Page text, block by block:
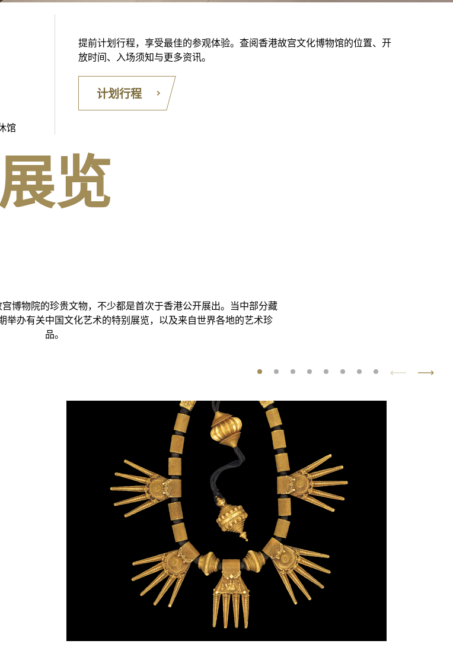
馆
提前计划行程，享受最佳的参观体验。查阅香港故宫文化博物馆的位置、开
放时间、入场须知与更多资讯。
计划行程
展览
博物院的珍贵文物，不少都是首次于香港公开展出。当中部分藏
举办有关中国文化艺术的特别展览，以及来自世界各地的艺术珍
品。